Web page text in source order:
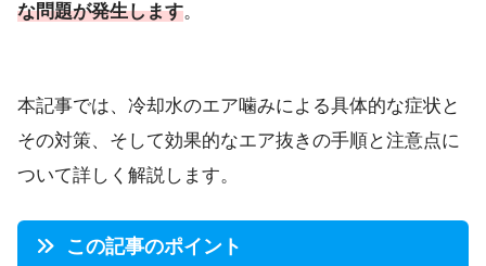
な問題が発生します。
本記事では、冷却水のエア噛みによる具体的な症状と
その対策、そして効果的なエア抜きの手順と注意点に
ついて詳しく解説します。
この記事のポイント